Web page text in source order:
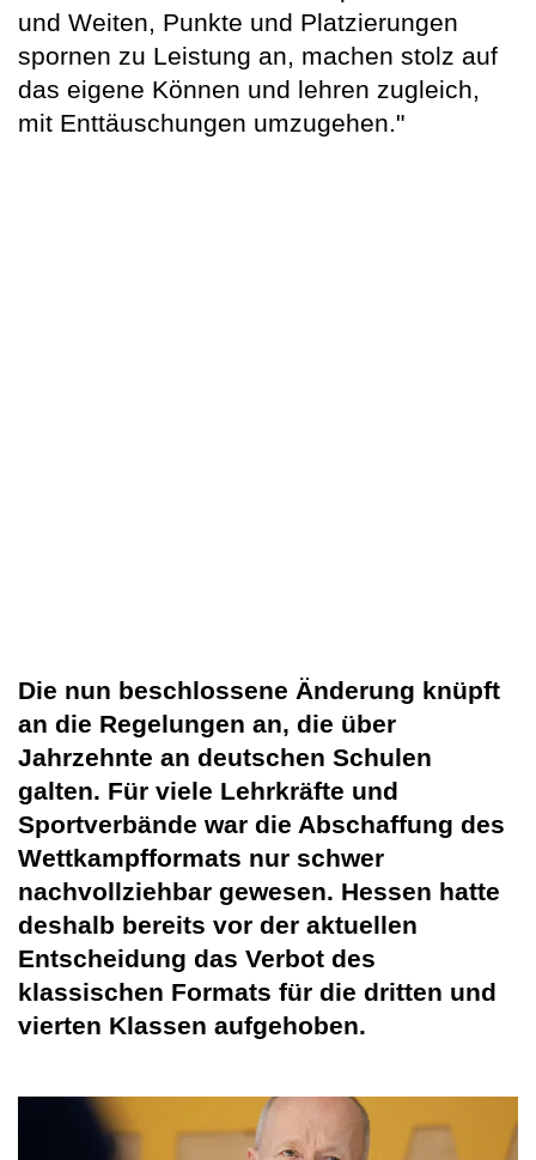
und Weiten, Punkte und Platzierungen
spornen zu Leistung an, machen stolz auf
das eigene Können und lehren zugleich,
mit Enttäuschungen umzugehen."
Die nun beschlossene Änderung knüpft
an die Regelungen an, die über
Jahrzehnte an deutschen Schulen
galten. Für viele Lehrkräfte und
Sportverbände war die Abschaffung des
Wettkampfformats nur schwer
nachvollziehbar gewesen. Hessen hatte
deshalb bereits vor der aktuellen
Entscheidung das Verbot des
klassischen Formats für die dritten und
vierten Klassen aufgehoben.